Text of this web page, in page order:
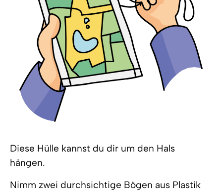
Diese Hülle kannst du dir um den Hals
hängen.
Nimm zwei durchsichtige Bögen aus Plastik